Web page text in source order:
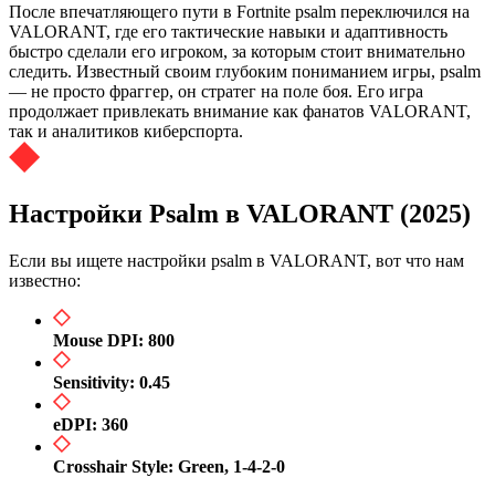
После впечатляющего пути в Fortnite psalm переключился на
VALORANT, где его тактические навыки и адаптивность
быстро сделали его игроком, за которым стоит внимательно
следить. Известный своим глубоким пониманием игры, psalm
— не просто фраггер, он стратег на поле боя. Его игра
продолжает привлекать внимание как фанатов VALORANT,
так и аналитиков киберспорта.
Настройки Psalm в VALORANT (2025)
Если вы ищете настройки psalm в VALORANT, вот что нам
известно:
Mouse DPI: 800
Sensitivity: 0.45
eDPI: 360
Crosshair Style: Green, 1-4-2-0